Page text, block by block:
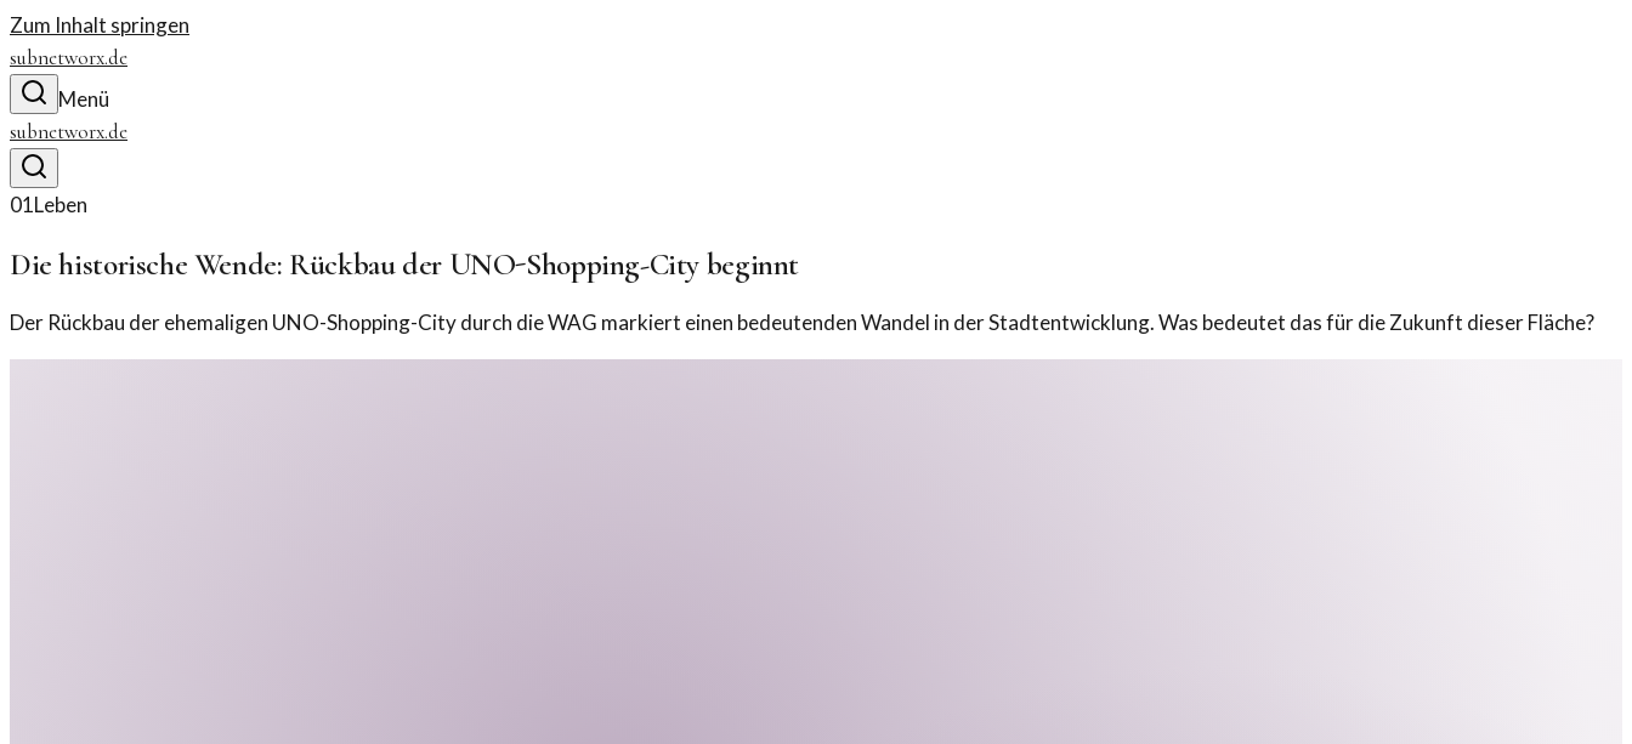
Zum Inhalt springen
subnetworx.de
Menü
subnetworx.de
01Leben
Die historische Wende: Rückbau der UNO-Shopping-City beginnt
Der Rückbau der ehemaligen UNO-Shopping-City durch die WAG markiert einen bedeutenden Wandel in der Stadtentwicklung. Was bedeutet das für die Zukunft dieser Fläche?